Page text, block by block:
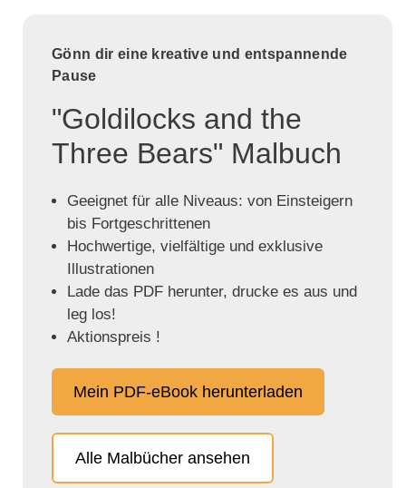
Gönn dir eine kreative und entspannende
Pause
"Goldilocks and the
Three Bears" Malbuch
Geeignet für alle Niveaus: von Einsteigern
bis Fortgeschrittenen
Hochwertige, vielfältige und exklusive
Illustrationen
Lade das PDF herunter, drucke es aus und
leg los!
Aktionspreis !
Mein PDF-eBook herunterladen
Alle Malbücher ansehen